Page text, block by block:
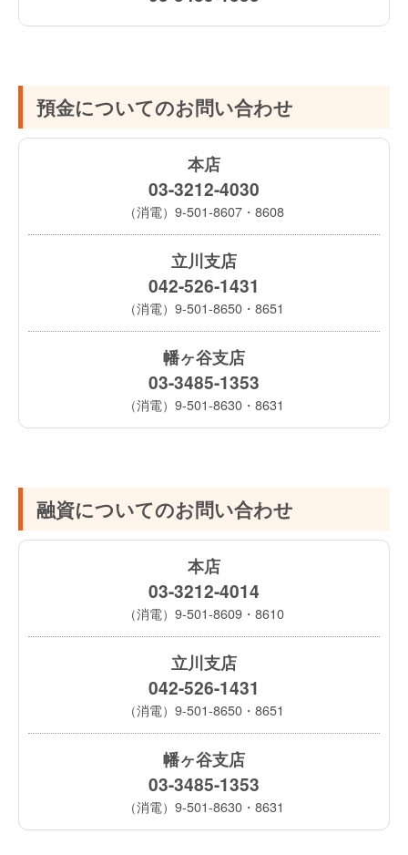
預金についてのお問い合わせ
本店
03-3212-4030
（消電）9-501-8607・8608
立川支店
042-526-1431
（消電）9-501-8650・8651
幡ヶ谷支店
03-3485-1353
（消電）9-501-8630・8631
融資についてのお問い合わせ
本店
03-3212-4014
（消電）9-501-8609・8610
立川支店
042-526-1431
（消電）9-501-8650・8651
幡ヶ谷支店
03-3485-1353
（消電）9-501-8630・8631